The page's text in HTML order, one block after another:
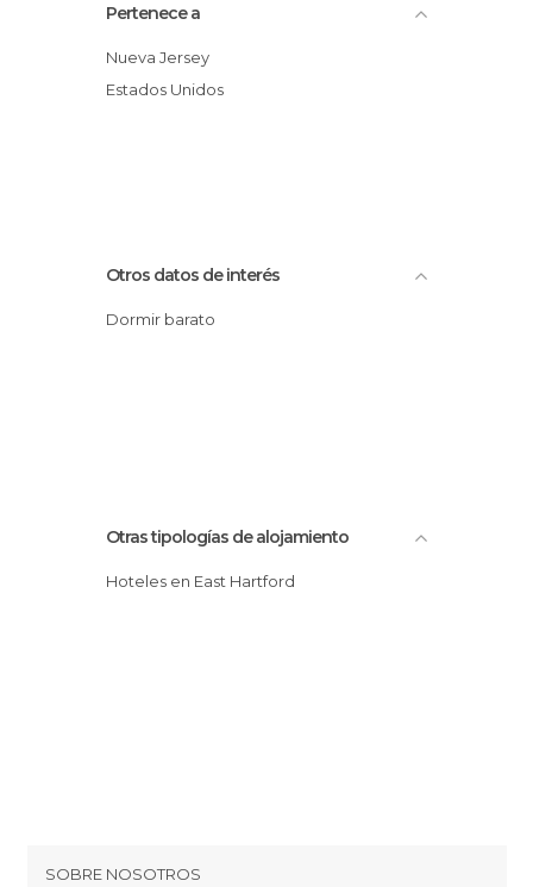
Pertenece a
Nueva Jersey
Estados Unidos
Otros datos de interés
Dormir barato
Otras tipologías de alojamiento
Hoteles en East Hartford
SOBRE NOSOTROS